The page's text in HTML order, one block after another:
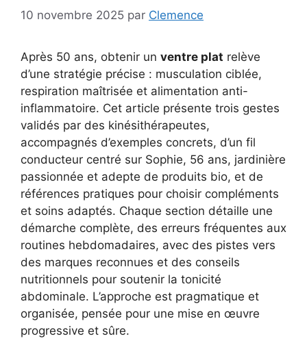
10 novembre 2025 par Clemence
Après 50 ans, obtenir un ventre plat relève
d’une stratégie précise : musculation ciblée,
respiration maîtrisée et alimentation anti-
inflammatoire. Cet article présente trois gestes
validés par des kinésithérapeutes,
accompagnés d’exemples concrets, d’un fil
conducteur centré sur Sophie, 56 ans, jardinière
passionnée et adepte de produits bio, et de
références pratiques pour choisir compléments
et soins adaptés. Chaque section détaille une
démarche complète, des erreurs fréquentes aux
routines hebdomadaires, avec des pistes vers
des marques reconnues et des conseils
nutritionnels pour soutenir la tonicité
abdominale. L’approche est pragmatique et
organisée, pensée pour une mise en œuvre
progressive et sûre.